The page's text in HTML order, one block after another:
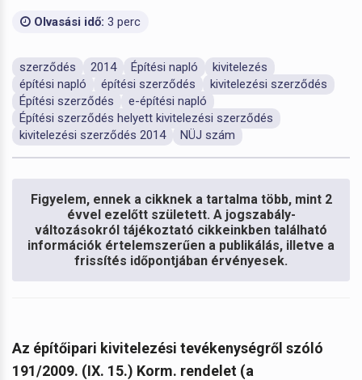
Olvasási idő: 3 perc
szerződés 2014 Építési napló
kivitelezés
építési napló
építési szerződés
kivitelezési szerződés
Építési szerződés
e-építési napló
Építési szerződés helyett kivitelezési szerződés
kivitelezési szerződés 2014
NÜJ szám
Figyelem, ennek a cikknek a tartalma több, mint 2
évvel ezelőtt született. A jogszabály-
változásokról tájékoztató cikkeinkben található
információk értelemszerűen a publikálás, illetve a
frissítés időpontjában érvényesek.
Az építőipari kivitelezési tevékenységről szóló
191/2009. (IX. 15.) Korm. rendelet (a